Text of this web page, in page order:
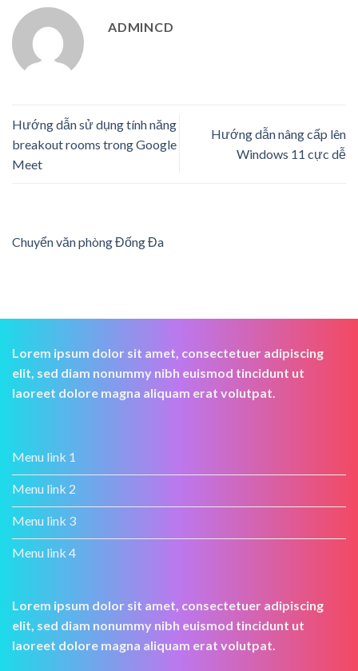
ADMINCD
Hướng dẫn sử dụng tính năng
breakout rooms trong Google
Meet
Hướng dẫn nâng cấp lên
Windows 11 cực dễ
Chuyển văn phòng Đống Đa
Lorem ipsum dolor sit amet, consectetuer adipiscing
elit, sed diam nonummy nibh euismod tincidunt ut
laoreet dolore magna aliquam erat volutpat.
Menu link 1
Menu link 2
Menu link 3
Menu link 4
Lorem ipsum dolor sit amet, consectetuer adipiscing
elit, sed diam nonummy nibh euismod tincidunt ut
laoreet dolore magna aliquam erat volutpat.